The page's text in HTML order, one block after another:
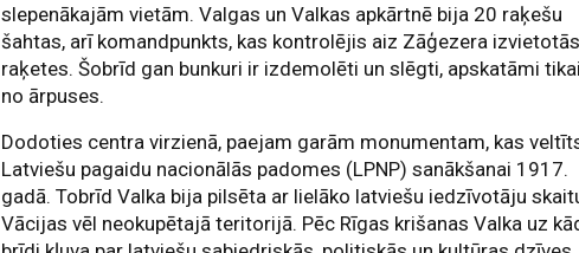
slepenākajām vietām. Valgas un Valkas apkārtnē bija 20 raķešu
šahtas, arī komandpunkts, kas kontrolējis aiz Zāģezera izvietotās
raķetes. Šobrīd gan bunkuri ir izdemolēti un slēgti, apskatāmi tikai
no ārpuses.
Dodoties centra virzienā, paejam garām monumentam, kas
Latviešu pagaidu nacionālās padomes (LPNP) sanākšanai 1917.
gadā. Tobrīd Valka bija pilsēta ar lielāko latviešu iedzīvotāju
Vācijas vēl neokupētajā teritorijā. Pēc Rīgas krišanas Valka uz